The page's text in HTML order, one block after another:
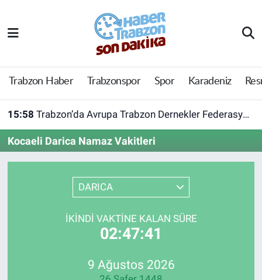
Trabzon Haber Trabzonspor Spor Karadeniz
15:58 Trabzon’da Avrupa Trabzon Dernekler Federasyonu açıldı
Kocaeli Darica Namaz Vakitleri
DARICA
İKINDI VAKTINE KALAN SÜRE
02:47:41
9 Ağustos 2026
Trabzon Haber
Trabzonspor
Karadeniz
Resmi Reklam
Perde Arkası
Trabzon Nöbetçi Eczaneler
Trabzon Hava Durumu
Trabzon Trafik Yoğunluk Haritası
Süper Lig Puan Durumu ve Fikstür
Tüm Manşetler
Son Dakika Haberleri